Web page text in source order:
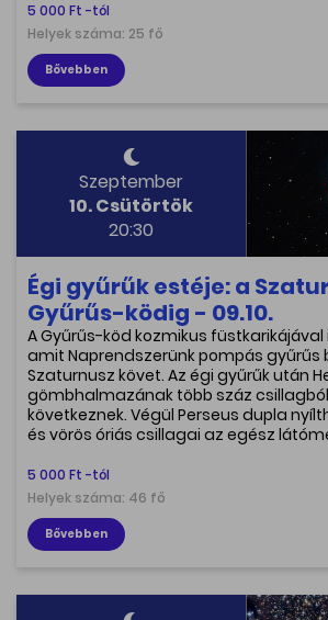
5 000 Ft -tól
Helyek száma: 25 fő
Bővebben
Szeptember
10. Csütörtök
20:30
Égi gyűrűk estéje: a
Gyűrűs-ködig - 09.10.
A Gyűrűs-köd kozmikus
amit Naprendszerünk pompás gyűrűs
Szaturnusz követ. Az égi gyűrűk után
gömbhalmazának több száz
következnek. Végül Perseus dupla
és vörös óriás csillagai az egész
5 000 Ft -tól
Helyek száma: 46 fő
Bővebben